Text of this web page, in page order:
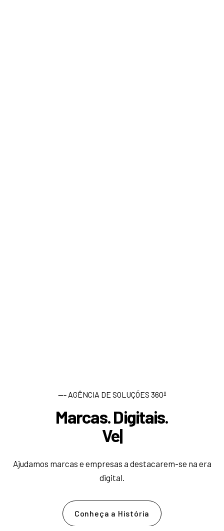
--- AGÊNCIA DE SOLUÇÕES 360º
Marcas. Digitais.
De|
Ajudamos marcas e empresas a destacarem-se na era
digital.
Conheça a História